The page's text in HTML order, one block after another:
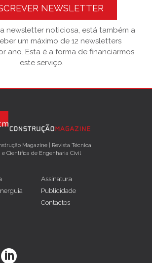
NEWSLETTER
newsletter noticiosa, está também a
um máximo de 12 newsletters
ano. Esta é a forma de financiarmos
este serviço.
Magazine | Revista Técnica
e Científica de Engenharia Civil
Assinatura
Publicidade
Contactos